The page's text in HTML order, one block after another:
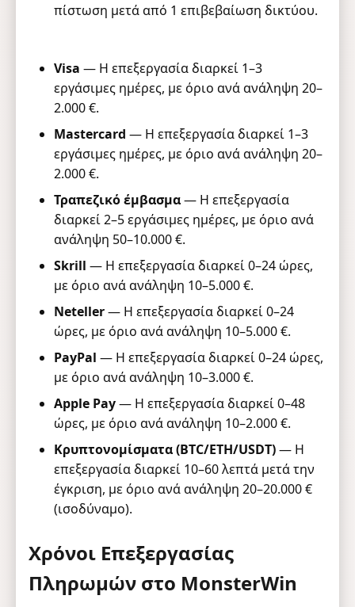
πίστωση μετά από 1 επιβεβαίωση δικτύου.
Visa — Η επεξεργασία διαρκεί 1–3
εργάσιμες ημέρες, με όριο ανά ανάληψη 20–
2.000 €.
Mastercard — Η επεξεργασία διαρκεί 1–3
εργάσιμες ημέρες, με όριο ανά ανάληψη 20–
2.000 €.
Τραπεζικό έμβασμα— Η επεξεργασία
διαρκεί 2–5 εργάσιμες ημέρες, με όριο ανά
ανάληψη 50–10.000 €.
Skrill — Η επεξεργασία διαρκεί 0–24 ώρες,
με όριο ανά ανάληψη 10–5.000 €.
Neteller— Η επεξεργασία διαρκεί 0–24
ώρες, με όριο ανά ανάληψη 10–5.000 €.
PayPal — Η επεξεργασία διαρκεί 0–24 ώρες,
με όριο ανά ανάληψη 10–3.000 €.
Apple Pay— Η επεξεργασία διαρκεί 0–48
ώρες, με όριο ανά ανάληψη 10–2.000 €.
Κρυπτονομίσματα (BTC/ETH/USDT)— Η
επεξεργασία διαρκεί 10–60 λεπτά μετά την
έγκριση, με όριο ανά ανάληψη 20–20.000 €
(ισοδύναμο).
Χρόνοι Επεξεργασίας
Πληρωμών στο MonsterWin